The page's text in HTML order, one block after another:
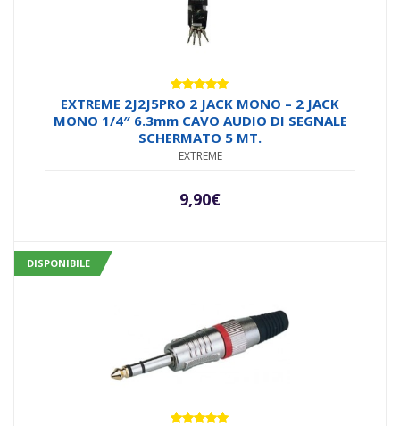
Valutato
5.00su 5
EXTREME 2J2J5PRO 2 JACK MONO – 2 JACK
MONO 1/4″ 6.3mm CAVO AUDIO DI SEGNALE
SCHERMATO 5 MT.
EXTREME
9,90€
DISPONIBILE